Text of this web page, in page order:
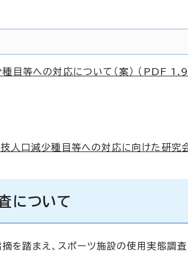
目等への対応について（案） （PDF
人口減少種目等への対応に向けた研
について
を踏まえ、スポーツ施設の使用実態調査